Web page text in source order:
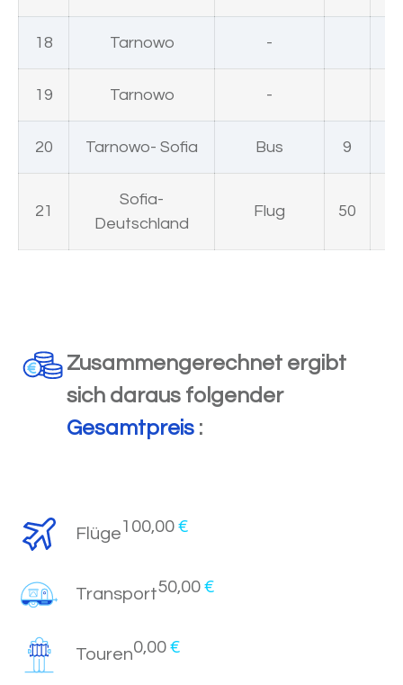
18 Tarnowo -
19 Tarnowo -
20 Tarnowo- Sofia Bus 9
21
Sofia-
Deutschland
Flug 50
Zusammengerechnet ergibt
sich daraus folgender
Gesamtpreis :
Flüge100,00 €
Transport50,00 €
Touren0,00 €